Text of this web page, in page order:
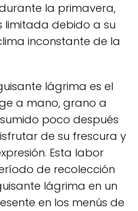
la primavera,
limitada debido a su
inconstante de la
lágrima es el
a mano, grano a
poco después
de su frescura y
Esta labor
de recolección
lágrima en un
en los menús de